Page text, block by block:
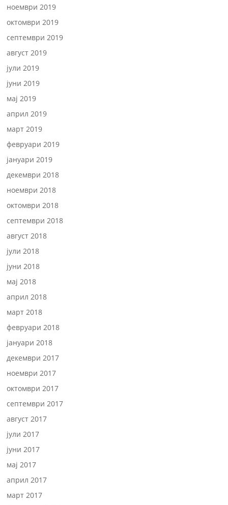
ноември 2019
октомври 2019
септември 2019
август 2019
јули 2019
јуни 2019
мај 2019
април 2019
март 2019
февруари 2019
јануари 2019
декември 2018
ноември 2018
октомври 2018
септември 2018
август 2018
јули 2018
јуни 2018
мај 2018
април 2018
март 2018
февруари 2018
јануари 2018
декември 2017
ноември 2017
октомври 2017
септември 2017
август 2017
јули 2017
јуни 2017
мај 2017
април 2017
март 2017